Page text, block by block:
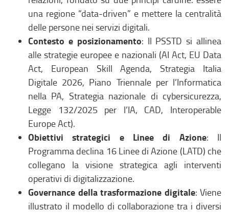
una regione “data-driven” e mettere la centralità
delle persone nei servizi digitali.
Contesto e posizionamento: Il PSSTD si allinea
alle strategie europee e nazionali (AI Act, EU Data
Act, European Skill Agenda, Strategia Italia
Digitale 2026, Piano Triennale per l’Informatica
nella PA, Strategia nazionale di cybersicurezza,
Legge 132/2025 per l’IA, CAD, Interoperable
Europe Act).
Obiettivi strategici e Linee di Azione: Il
Programma declina 16 Linee di Azione (LATD) che
collegano la visione strategica agli interventi
operativi di digitalizzazione.
Governance della trasformazione digitale: Viene
illustrato il modello di collaborazione tra i diversi